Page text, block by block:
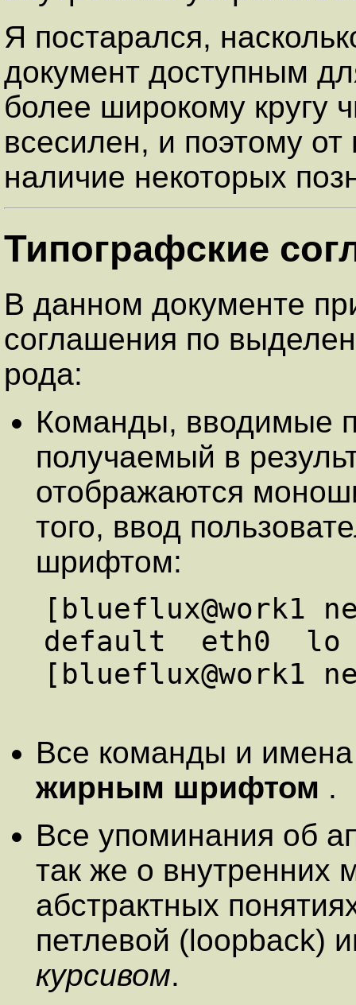
Я постарался,
документ доступным
более широкому кругу
всесилен, и поэтому от
наличие некоторых
Типографские
В данном документе
соглашения по
рода:
Команды, вводимые
получаемый в
отображаются
того, ввод
шрифтом:
[blueflux@work1
default  eth0  lo
[blueflux@work1
Все команды и
жирным шрифтом .
Все упоминания об
так же о внутренних
абстрактных
петлевой (loopback)
курсивом.